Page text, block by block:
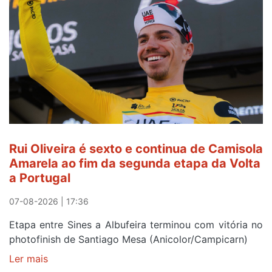
Rui Oliveira é sexto e continua de Camisola
Amarela ao fim da segunda etapa da Volta
a Portugal
07-08-2026 | 17:36
Etapa entre Sines a Albufeira terminou com vitória no
photofinish de Santiago Mesa (Anicolor/Campicarn)
Ler mais